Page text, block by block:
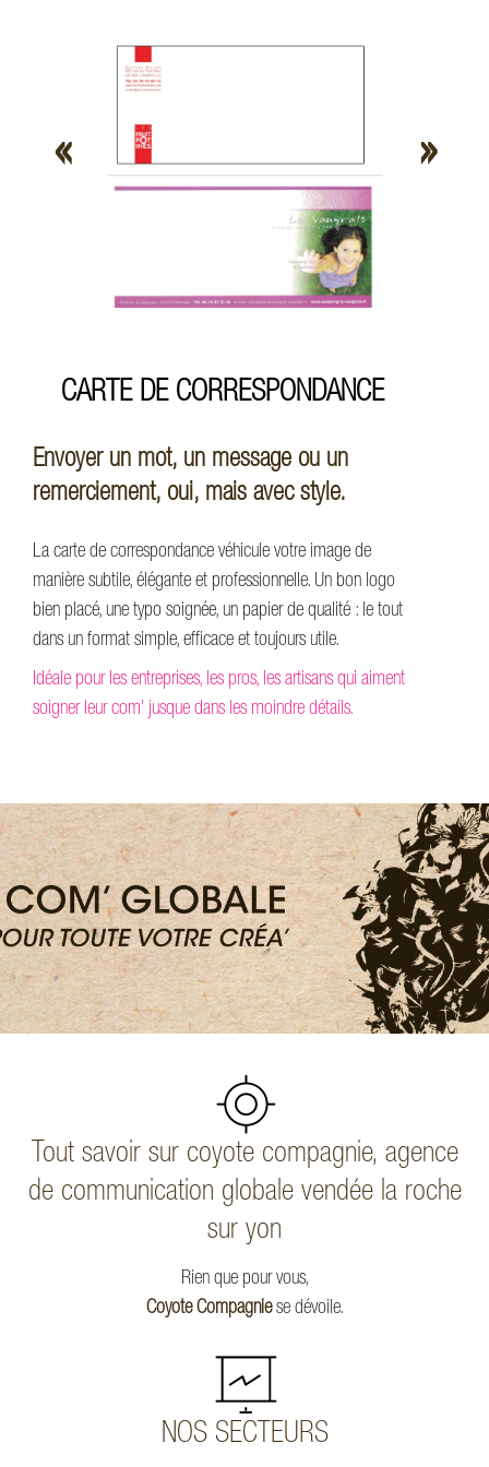
NOS ACTUALITÉS
CONTACT
« »
CARTE DE CORRESPONDANCE
Envoyer un mot, un message ou un
remerciement, oui, mais avec style.
La carte de correspondance véhicule votre image de
manière subtile, élégante et professionnelle. Un bon logo
bien placé, une typo soignée, un papier de qualité : le tout
dans un format simple, efficace et toujours utile.
Idéale pour les entreprises, les pros, les artisans qui aiment
soigner leur com’ jusque dans les moindre détails.
Tout savoir sur coyote compagnie, agence
de communication globale vendée la roche
sur yon
Rien que pour vous,
Coyote Compagniese dévoile.
NOS SECTEURS